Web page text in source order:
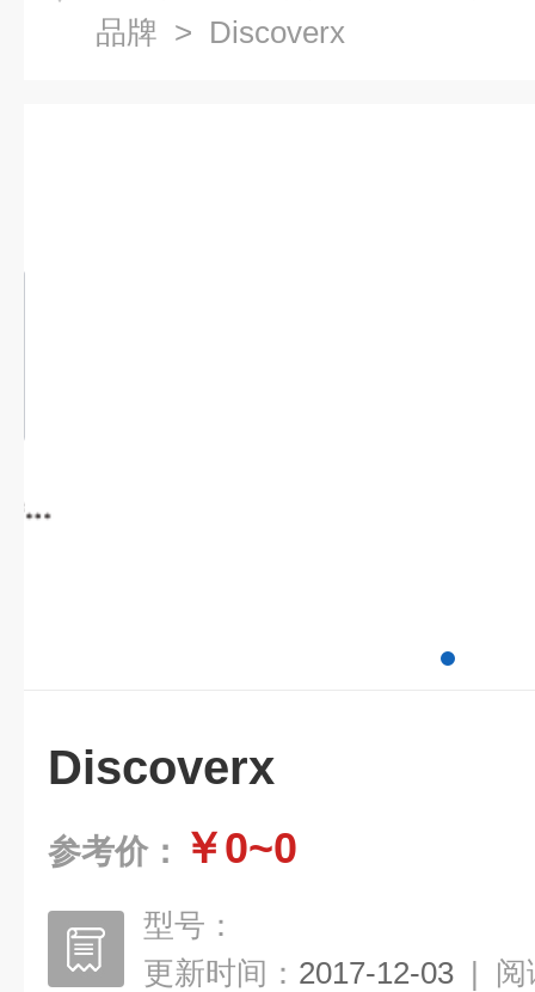
品牌 > Discoverx
Discoverx
参考价： ￥0~0
型号：
更新时间： 2017-12-03 | 阅